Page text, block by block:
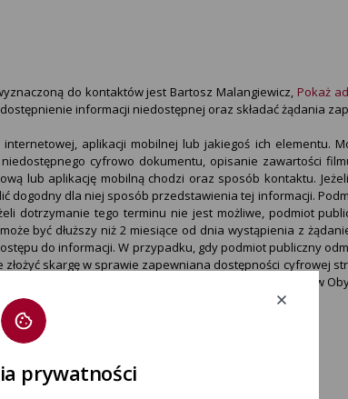
do kontaktów jest Bartosz Malangiewicz, Pokaż
informacji niedostępnej oraz składać żądania
aplikacji mobilnej lub jakiegoś ich elementu.
cyfrowo dokumentu, opisanie zawartości
lub aplikację mobilną chodzi oraz sposób kontaktu.
dla niej sposób przedstawienia tej informacji.
dotrzymanie tego terminu nie jest możliwe, podmiot
być dłuższy niż 2 miesiące od dnia wystąpienia z
do informacji. W przypadku, gdy podmiot publiczny
skargę w sprawie zapewniana dostępności cyfrowej
można także złożyć wniosek do Rzecznika Praw
prywatności